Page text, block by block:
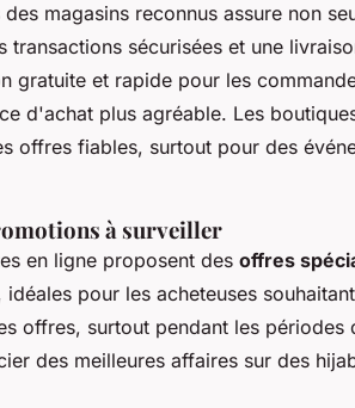
magasins reconnus assure non
transactions sécurisées et une
gratuite et rapide pour les
d'achat plus agréable. Les
offres fiables, surtout pour des
à surveiller
en ligne proposent des offres
idéales pour les acheteuses
offres, surtout pendant les périodes
des meilleures affaires sur des